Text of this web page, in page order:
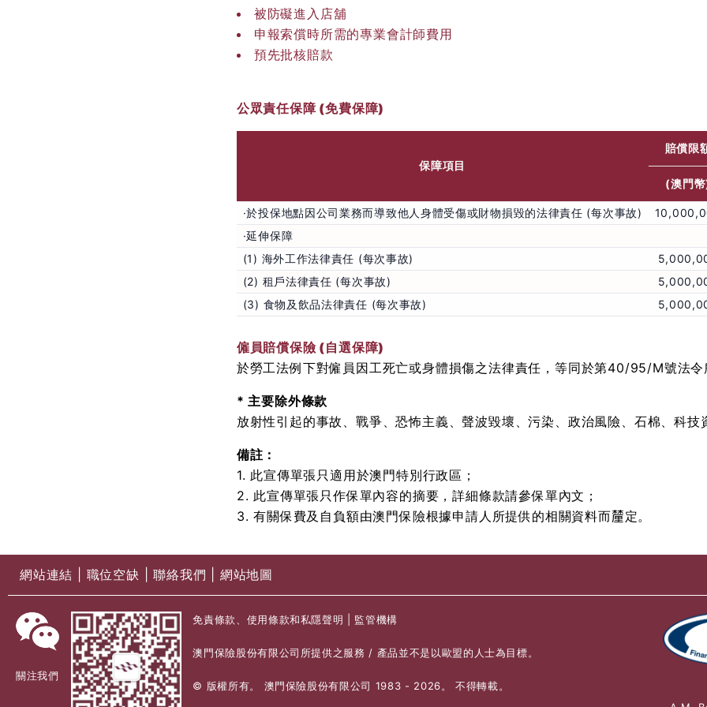
被防礙進入店舖
申報索償時所需的專業會計師費用
預先批核賠款
公眾責任保障 (免費保障)
保障項目
賠償限
(澳門
·於投保地點因公司業務而導致他人身體受傷或財物損毀的法律責任 (每次事故)
·延伸保障
(1) 海外工作法律責任 (每次事故)
(2) 租戶法律責任 (每次事故)
(3) 食物及飲品法律責任 (每次事故)
僱員賠償保險 (自選保障)
於勞工法例下對僱員因工死亡或身體損傷之法律責任，等同於第40/95/M號法令
* 主要除外條款
放射性引起的事故、戰爭、恐怖主義、聲波毀壞、污染、政治風險、石棉、科技
備註：
1. 此宣傳單張只適用於澳門特別行政區；
2. 此宣傳單張只作保單內容的摘要，詳細條款請參保單內文；
3. 有關保費及自負額由澳門保險根據申請人所提供的相關資料而𨤳定。
網站連結 職位空缺 |聯絡我們 網站地圖
關注我們
免責條款、使用條款和私隱聲明 監管機構
澳門保險股份有限公司所提供之服務 / 產品並不是以歐盟的人士為目標。
© 版權所有。 澳門保險股份有限公司 1983 - 2026。 不得轉載。